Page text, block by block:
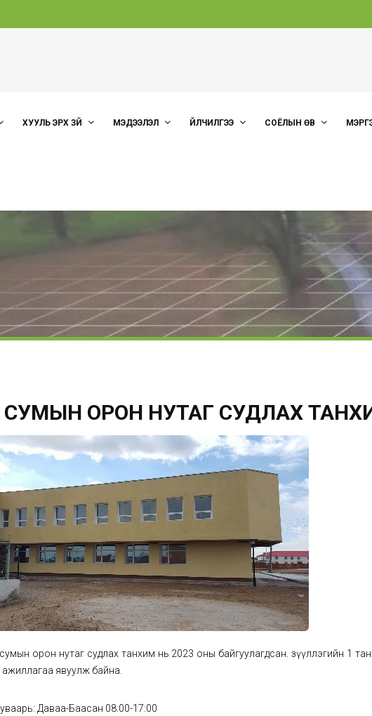
ХУУЛЬ ЭРХ ЗҮЙ МЭДЭЭЛЭЛ ҮЙЛЧИЛГЭЭ СОЁЛЫН ӨВ
СУМЫН ОРОН НУТАГ СУДЛАХ
орон нутаг судлах танхим нь 2023 оны байгуулагдсан. Үзүүллэгийн 1
явуулж байна.
Даваа-Баасан 08:00-17:00